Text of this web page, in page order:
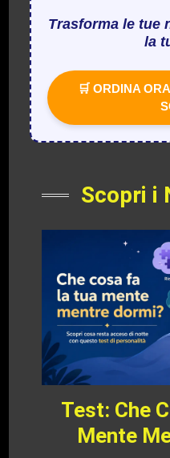
Trasforma le tue
la
🛒 ORDINA
Scopri i
Test: Che
Mente